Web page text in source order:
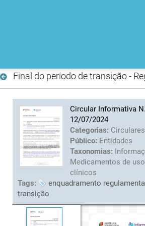
Circular Informativa
12/07/2024
Categorias: Circulares
Público: Entidades
Taxonomias:
Medicamentos de
clínicos
Tags:
enquadramento
transição